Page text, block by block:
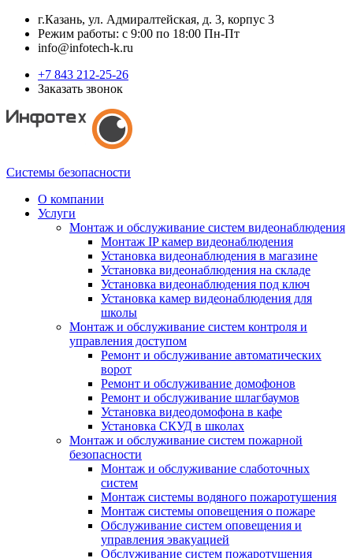
г.Казань, ул. Адмиралтейская, д. 3, корпус 3
Режим работы: с 9:00 по 18:00 Пн-Пт
info@infotech-k.ru
+7 843 212-25-26
Заказать звонок
Системы безопасности
О компании
Услуги
Монтаж и обслуживание систем видеонаблюдения
Монтаж IP камер видеонаблюдения
Установка видеонаблюдения в магазине
Установка видеонаблюдения на складе
Установка видеонаблюдения под ключ
Установка камер видеонаблюдения для
школы
Монтаж и обслуживание систем контроля и
управления доступом
Ремонт и обслуживание автоматических
ворот
Ремонт и обслуживание домофонов
Ремонт и обслуживание шлагбаумов
Установка видеодомофона в кафе
Установка СКУД в школах
Монтаж и обслуживание систем пожарной
безопасности
Монтаж и обслуживание слаботочных
систем
Монтаж системы водяного пожаротушения
Монтаж системы оповещения о пожаре
Обслуживание систем оповещения и
управления эвакуацией
Обслуживание систем пожаротушения